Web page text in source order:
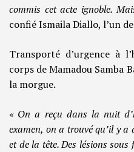
commis cet acte ignoble.
confié Ismaila Diallo, l’un
Transporté d’urgence à
corps de Mamadou Samba
la morgue.
« On a reçu dans la nuit
examen, on a trouvé qu’il y
et de la tête. Des lésions